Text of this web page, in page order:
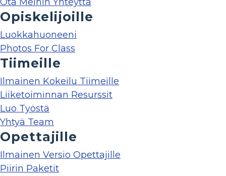
Opiskelijoille
Luokkahuoneeni
Photos For Class
Tiimeille
Ilmainen Kokeilu Tiimeille
Liiketoiminnan Resurssit
Luo Työstä
Yhtyä Team
Opettajille
Ilmainen Versio Opettajille
Piirin Paketit